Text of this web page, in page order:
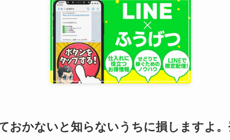
おかないと知らないうちに損しますよ